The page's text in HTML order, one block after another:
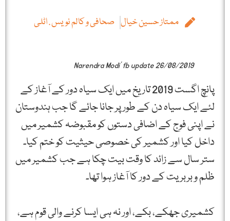
ممتاز حسین خیال صحافی و کالم نویس . اٹلی
Narendra Modi’ fb update 26/08/2019
پانچ اگست 2019 تاریخ میں ایک سیاہ دور کے آغاز کے
لئے ایک سیاہ دن کے طور پر جانا جائے گا جب ہندوستان
نے اپنی فوج کے اضافی دستوں کو مقبوضہ کشمیر میں
داخل کیا اور کشمیر کی خصوصی حیثیت کو ختم کیا۔
ستر سال سے زائد کا وقت بیت چکا ہے جب کشمیر میں
ظلم و بربریت کے دور کا آغاز ہوا تھا۔
کشمیری جھکے، بکے، اور نہ ہی ایسا کرنے والی قوم ہے،